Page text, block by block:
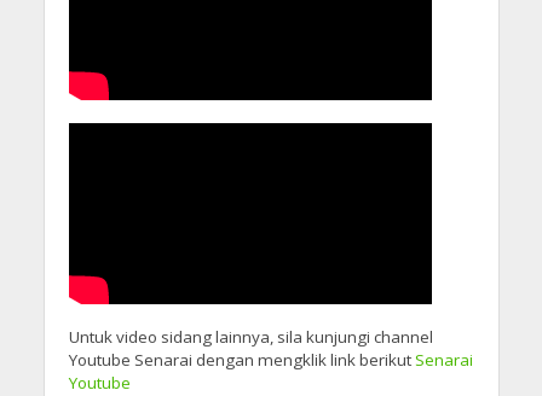
Untuk video sidang lainnya, sila kunjungi channel
Youtube Senarai dengan mengklik link berikutSenarai
Youtube